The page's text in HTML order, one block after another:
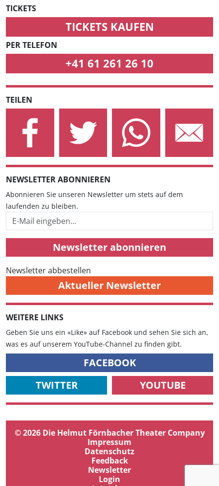
TICKETS
TICKETS KAUFEN
PER TELEFON
+41 61 261 26 10
TEILEN
NEWSLETTER ABONNIEREN
Abonnieren Sie unseren Newsletter um stets auf dem
laufenden zu bleiben.
Newsletter abonnieren
Newsletter abbestellen
Aktueller Newsletter
WEITERE LINKS
Geben Sie uns ein «Like» auf Facebook und sehen Sie sich an,
was es auf unserem YouTube-Channel zu finden gibt.
FACEBOOK
TWITTER
YOUTUBE
© 2026 Die Helmut Förnbacher Theater Company
Impressum
Datenschutz
Feedback
Newsletter
Login